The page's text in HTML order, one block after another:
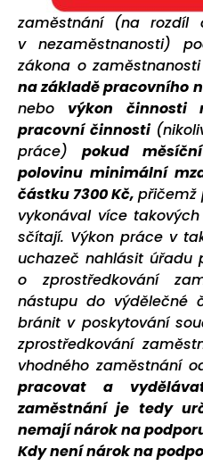
zaměstnání (na rozdíl
v nezaměstnanosti)
zákona o
na základě pracovního
nebo výkon činnosti
pracovní činnosti
práce) pokud
polovinu minimální
částku 7300 Kč, přičemž
vykonával více
sčítají. Výkon práce v
uchazeč nahlásit úřadu
o zprostředkování
nástupu do výdělečné
bránit v poskytování
zprostředkování
vhodného zaměstnání
pracovat a
zaměstnání je tedy
nemají nárok na
Kdy není nárok na